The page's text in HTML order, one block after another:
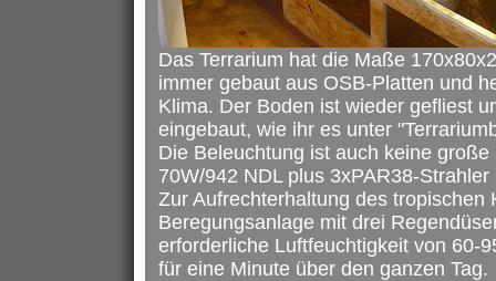
Das Terrarium hat die Maße
immer gebaut aus OSB-Platten und
Klima. Der Boden ist wieder gefliest
eingebaut, wie ihr es unter
Die Beleuchtung ist auch keine
70W/942 NDL plus 3xPAR38-Strahler
Zur Aufrechterhaltung des tropischen
Beregungsanlage mit drei
erforderliche Luftfeuchtigkeit von 60-
für eine Minute über den ganzen Tag.